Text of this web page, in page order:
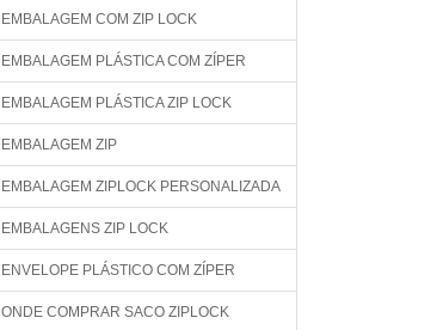
EMBALAGEM COM ZIP LOCK
EMBALAGEM PLÁSTICA COM ZÍPER
EMBALAGEM PLÁSTICA ZIP LOCK
EMBALAGEM ZIP
EMBALAGEM ZIPLOCK PERSONALIZADA
EMBALAGENS ZIP LOCK
ENVELOPE PLÁSTICO COM ZÍPER
ONDE COMPRAR SACO ZIPLOCK